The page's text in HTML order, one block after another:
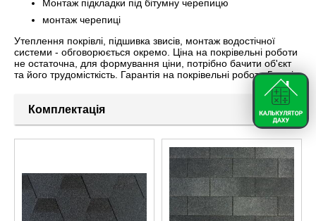
Монтаж підкладки під бітумну черепицю
монтаж черепиці
Утеплення покрівлі, підшивка звисів, монтаж водостічної
системи - обговорюється окремо. Ціна на покрівельні роботи
не остаточна, для формування ціни, потрібно бачити об'єкт
та його трудомісткість. Гарантія на покрівельні роботи 5 років.
Комплектація ‹›